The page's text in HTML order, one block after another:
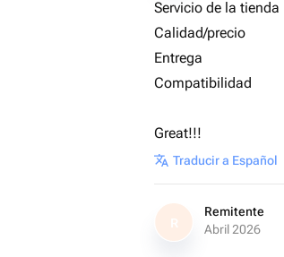
Servicio de la tienda
Calidad/precio
Entrega
Compatibilidad
Great!!!
Traducir a Español
R
Remitente
Abril 2026